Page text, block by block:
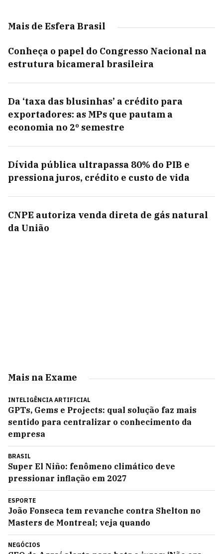
Mais de Esfera Brasil
Conheça o papel do Congresso Nacional na
estrutura bicameral brasileira
Da ‘taxa das blusinhas’ a crédito para
exportadores: as MPs que pautam a
economia no 2º semestre
Dívida pública ultrapassa 80% do PIB e
pressiona juros, crédito e custo de vida
CNPE autoriza venda direta de gás natural
da União
Mais na Exame
INTELIGÊNCIA ARTIFICIAL
GPTs, Gems e Projects: qual solução faz mais
sentido para centralizar o conhecimento da
empresa
BRASIL
Super El Niño: fenômeno climático deve
pressionar inflação em 2027
ESPORTE
João Fonseca tem revanche contra Shelton no
Masters de Montreal; veja quando
NEGÓCIOS